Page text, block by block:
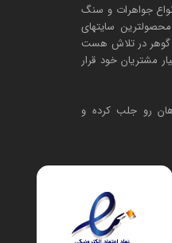
جواهرات و سنگ
سایتهای
گوهر در تلاش هست
مشتریان خود قرار
رو جلب کرده و